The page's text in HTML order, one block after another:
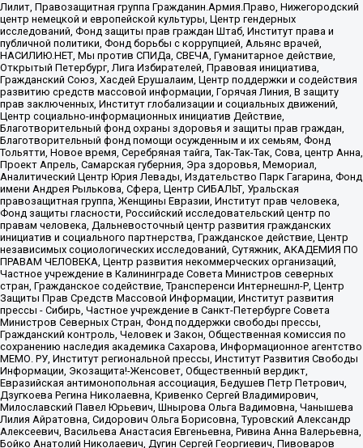
Лилит, Правозащитная группа Гражданин.Армия.Право, Нижегородский
центр немецкой и европейской культуры, Центр гендерных
исследований, Фонд защиты прав граждан Штаб, Институт права и
публичной политики, Фонд борьбы с коррупцией, Альянс врачей,
НАСИЛИЮ.НЕТ, Мы против СПИДа, СВЕЧА, Гуманитарное действие,
Открытый Петербург, Лига Избирателей, Правовая инициатива,
Гражданский Союз, Хасдей Ерушалаим, Центр поддержки и содействия
развитию средств массовой информации, Горячая Линия, В защиту
прав заключенных, Институт глобализации и социальных движений,
Центр социально-информационных инициатив Действие,
Благотворительный фонд охраны здоровья и защиты прав граждан,
Благотворительный фонд помощи осужденным и их семьям, Фонд
Тольятти, Новое время, Серебряная тайга, Так-Так-Так, Сова, центр Анна,
Проект Апрель, Самарская губерния, Эра здоровья, Мемориал,
Аналитический Центр Юрия Левады, Издательство Парк Гагарина, Фонд
имени Андрея Рылькова, Сфера, Центр СИБАЛЬТ, Уральская
правозащитная группа, Женщины Евразии, Институт прав человека,
Фонд защиты гласности, Российский исследовательский центр по
правам человека, Дальневосточный центр развития гражданских
инициатив и социального партнерства, Гражданское действие, Центр
независимых социологических исследований, Сутяжник, АКАДЕМИЯ ПО
ПРАВАМ ЧЕЛОВЕКА, Центр развития некоммерческих организаций,
Частное учреждение в Калининграде Совета Министров северных
стран, Гражданское содействие, Трансперенси Интернешнл-Р, Центр
Защиты Прав Средств Массовой Информации, Институт развития
прессы - Сибирь, Частное учреждение в Санкт-Петербурге Совета
Министров Северных Стран, Фонд поддержки свободы прессы,
Гражданский контроль, Человек и Закон, Общественная комиссия по
сохранению наследия академика Сахарова, Информационное агентство
МЕМО. РУ, Институт региональной прессы, Институт Развития Свободы
Информации, Экозащита!-Женсовет, Общественный вердикт,
Евразийская антимонопольная ассоциация, Бедушев Петр Петрович,
Дзугкоева Регина Николаевна, Кривенко Сергей Владимирович,
Милославский Павел Юрьевич, Шнырова Ольга Вадимовна, Чанышева
Лилия Айратовна, Сидорович Ольга Борисовна, Туровский Александр
Алексеевич, Васильева Анастасия Евгеньевна, Ривина Анна Валерьевна,
Бойко Анатолий Николаевич, Дугин Сергей Георгиевич, Пивоваров